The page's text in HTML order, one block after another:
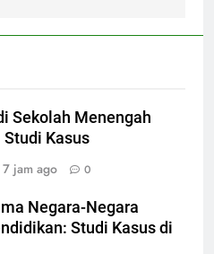
Sekolah Menengah
Kasus
7 jam ago 0
Negara-Negara
Studi Kasus di